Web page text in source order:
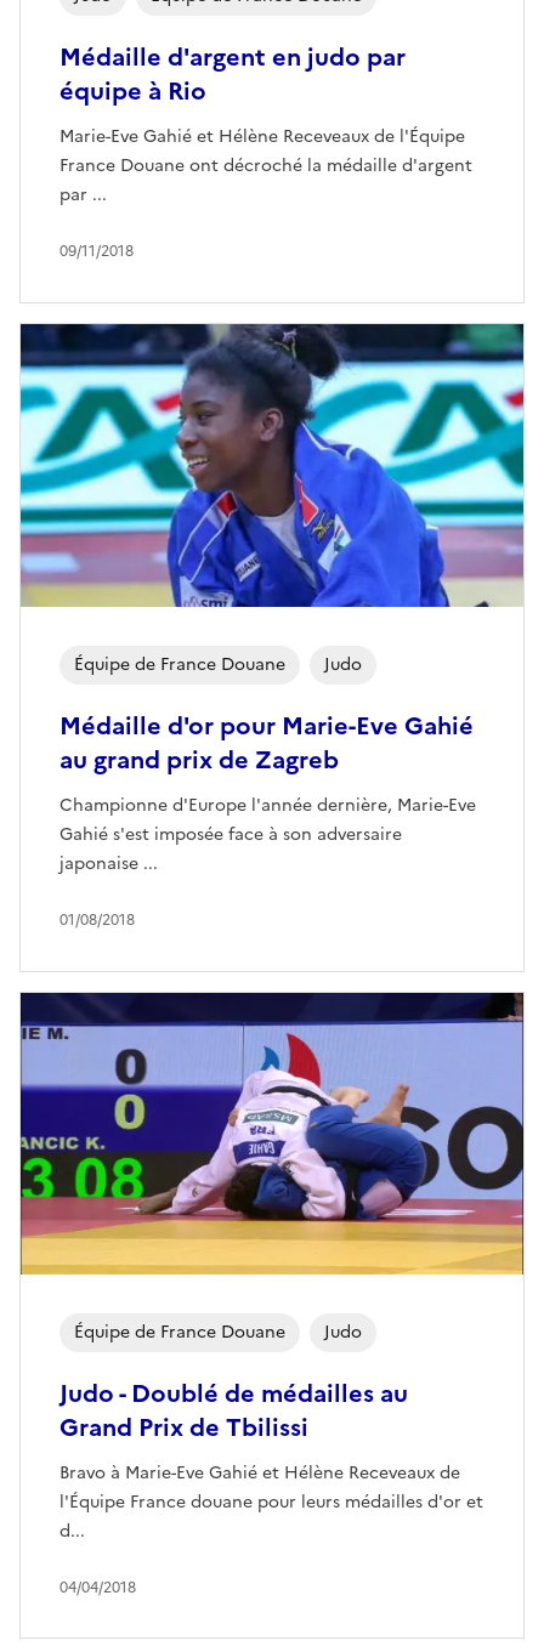
09/11/2018
Médaille d'argent en judo par
équipe à Rio
Marie-Eve Gahié et Hélène Receveaux de l'Équipe
France Douane ont décroché la médaille d'argent
par ...
Équipe de France Douane Judo
01/08/2018
Médaille d'or pour Marie-Eve Gahié
au grand prix de Zagreb
Championne d'Europe l'année dernière, Marie-Eve
Gahié s'est imposée face à son adversaire
japonaise ...
Équipe de France Douane Judo
04/04/2018
Judo - Doublé de médailles au
Grand Prix de Tbilissi
Bravo à Marie-Eve Gahié et Hélène Receveaux de
l'Équipe France douane pour leurs médailles d'or et
d...